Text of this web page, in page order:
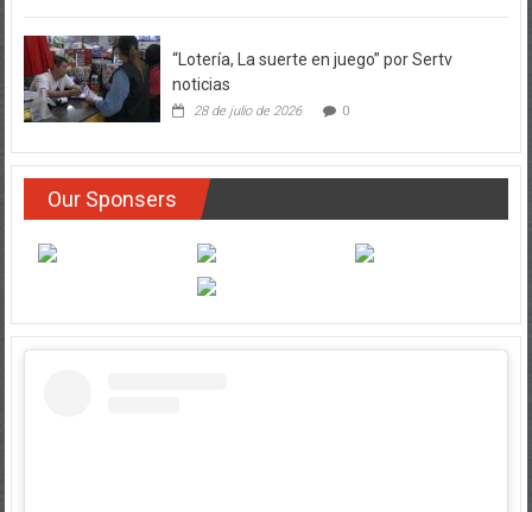
“Lotería, La suerte en juego” por Sertv
noticias
28 de julio de 2026 0
Our Sponsers